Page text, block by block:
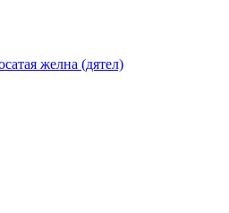
желна (дятел)